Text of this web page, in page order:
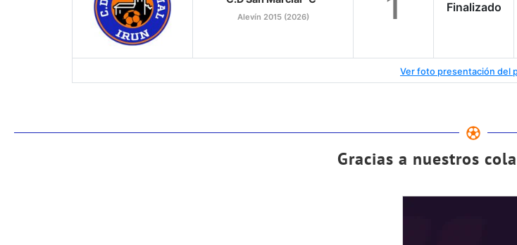
Alevín 2015 (2026)
Finalizado
Ver foto presentación del
Gracias a nuestros